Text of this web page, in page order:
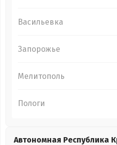
Васильевка
Запорожье
Мелитополь
Пологи
Автономная Республика